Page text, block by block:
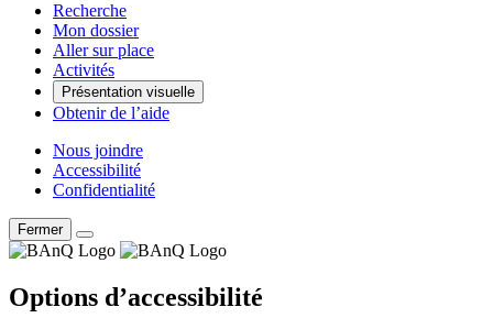
Recherche
Mon dossier
Aller sur place
Activités
Présentation visuelle
Obtenir de l’aide
Nous joindre
Accessibilité
Confidentialité
Fermer
Options d’accessibilité